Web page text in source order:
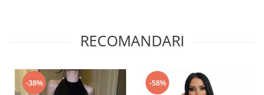
RECOMANDARI
-38% -58%